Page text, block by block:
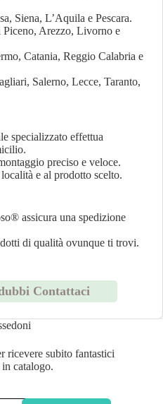
Siena, L’Aquila e Pescara.
Arezzo, Livorno e
Catania, Reggio Calabria e
Salerno, Lecce, Taranto,
specializzato effettua
preciso e veloce.
e al prodotto scelto.
assicura una spedizione
di qualità ovunque ti trovi.
Contattaci
ricevere subito fantastici
catalogo.